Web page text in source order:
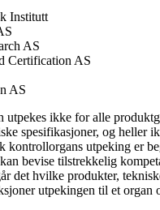
Institutt
AS
Certification AS
AS
utpekes ikke for alle
spesifikasjoner, og heller
kontrollorgans utpeking er
bevise tilstrekkelig
det hvilke produkter,
utpekingen til et organ